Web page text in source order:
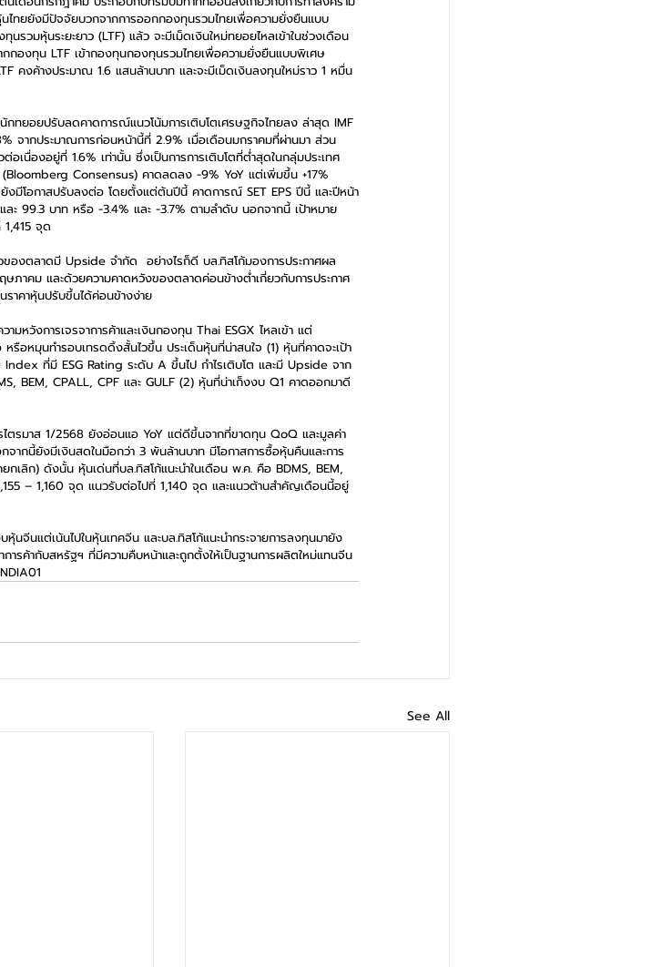
ทยยังมีปัจจัยบวกจากการออกกองทุนรวมไทยเพื่อความยั่งยืนแบบ
รวมหุ้นระยะยาว (LTF) แล้ว จะมีเม็ดเงินใหม่ทยอยไหลเข้าในช่วงเดือน
กองทุน LTF เข้ากองทุนกองทุนรวมไทยเพื่อความยั่งยืนแบบพิเศษ
คงค้างประมาณ 1.6 แสนล้านบาท และจะมีเม็ดเงินลงทุนใหม่ราว 1 หมื่น
ทยอยปรับลดคาดการณ์แนวโน้มการเติบโตเศรษฐกิจไทยลง ล่าสุด IMF
จากประมาณการก่อนหน้านี้ที่ 2.9% เมื่อเดือนมกราคมที่ผ่านมา ส่วน
เนื่องอยู่ที่ 1.6% เท่านั้น ซึ่งเป็นการการเติบโตที่ต่ำสุดในกลุ่มประเทศ
Consensus) คาดลดลง -9% YoY แต่เพิ่มขึ้น +17%
งมีโอกาสปรับลงต่อ โดยตั้งแต่ต้นปีนี้ คาดการณ์ SET EPS ปีนี้ และปีหน้า
ะ 99.3 บาท หรือ -3.4% และ -3.7% ตามลำดับ นอกจากนี้ เป้าหมาย
จุด
องตลาดมี Upside จำกัด  อย่างไรก็ดี บล.ทิสโก้มองการประกาศผล
ภาคม และด้วยความคาดหวังของตลาดค่อนข้างต่ำเกี่ยวกับการประกาศ
ราคาหุ้นปรับขึ้นได้ค่อนข้างง่าย
วังการเจรจาการค้าและเงินกองทุน Thai ESGX ไหลเข้า แต่
อหมุนทำรอบเทรดดิ้งสั้นไวขึ้น ประเด็นหุ้นที่น่าสนใจ (1) หุ้นที่คาดจะเป้า
ที่มี ESG Rating ระดับ A ขึ้นไป กำไรเติบโต และมี Upside จาก
BEM, CPALL, CPF และ GULF (2) หุ้นที่น่าเก็งงบ Q1 คาดออกมาดี
ไตรมาส 1/2568 ยังอ่อนแอ YoY แต่ดีขึ้นจากที่ขาดทุน QoQ และมูลค่า
ากนี้ยังมีเงินสดในมือกว่า 3 พันล้านบาท มีโอกาสการซื้อหุ้นคืนและการ
เลิก) ดังนั้น หุ้นเด่นที่บล.ทิสโก้แนะนำในเดือน พ.ค. คือ BDMS, BEM,
– 1,160 จุด แนวรับต่อไปที่ 1,140 จุด และแนวต้านสำคัญเดือนนี้อยู่
นจีนแต่เน้นไปในหุ้นเทคจีน และบล.ทิสโก้แนะนำกระจายการลงทุนมายัง
ารค้ากับสหรัฐฯ ที่มีความคืบหน้าและถูกตั้งให้เป็นฐานการผลิตใหม่แทนจีน
See All